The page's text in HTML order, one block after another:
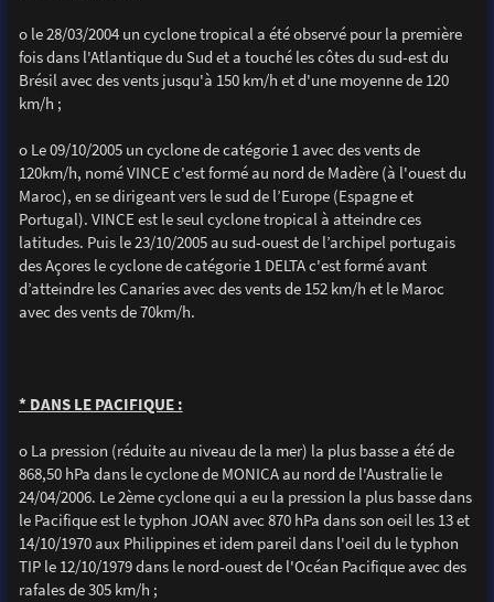
o le 28/03/2004 un cyclone tropical a été observé pour la première
fois dans l'Atlantique du Sud et a touché les côtes du sud-est du
Brésil avec des vents jusqu'à 150 km/h et d'une moyenne de 120
km/h ;
o Le 09/10/2005 un cyclone de catégorie 1 avec des vents de
120km/h, nomé VINCE c'est formé au nord de Madère (à l'ouest du
Maroc), en se dirigeant vers le sud de l’Europe (Espagne et
Portugal). VINCE est le seul cyclone tropical à atteindre ces
latitudes. Puis le 23/10/2005 au sud-ouest de l’archipel portugais
des Açores le cyclone de catégorie 1 DELTA c'est formé avant
d’atteindre les Canaries avec des vents de 152 km/h et le Maroc
avec des vents de 70km/h.
* DANS LE PACIFIQUE :
o La pression (réduite au niveau de la mer) la plus basse a été de
868,50 hPa dans le cyclone de MONICA au nord de l'Australie le
24/04/2006. Le 2ème cyclone qui a eu la pression la plus basse dans
le Pacifique est le typhon JOAN avec 870 hPa dans son oeil les 13 et
14/10/1970 aux Philippines et idem pareil dans l'oeil du le typhon
TIP le 12/10/1979 dans le nord-ouest de l'Océan Pacifique avec des
rafales de 305 km/h ;